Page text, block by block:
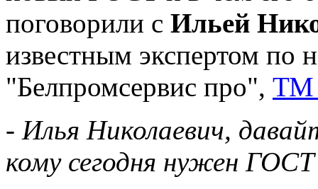
поговорили с Ильей
известным экспертом
"Белпромсервис про", ТМ
- Илья Николаевич,
кому сегодня нужен